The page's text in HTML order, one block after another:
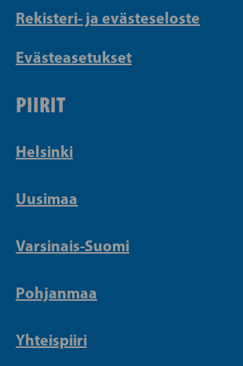
Rekisteri- ja evästeseloste
Evästeasetukset
PIIRIT
Helsinki
Uusimaa
Varsinais-Suomi
Pohjanmaa
Yhteispiiri